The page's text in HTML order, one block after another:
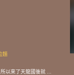
麵
以來了天龍國後就 ...